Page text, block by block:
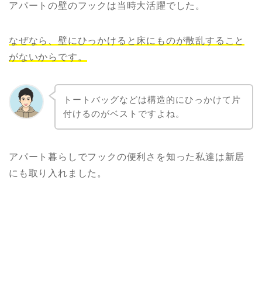
アパートの壁のフックは当時大活躍でした。
なぜなら、壁にひっかけると床にものが散乱すること
がないからです。
トートバッグなどは構造的にひっかけて片
付けるのがベストですよね。
アパート暮らしでフックの便利さを知った私達は新居
にも取り入れました。